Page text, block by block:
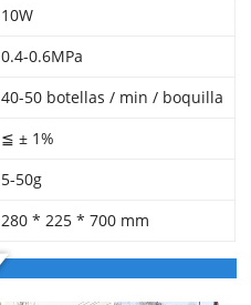
10W
0.4-0.6MPa
40-50 botellas / min / boquilla
≦ ± 1%
5-50g
280 * 225 * 700 mm